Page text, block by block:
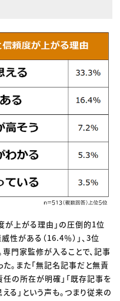
が上がる理由」の圧倒的1位
性がある（16.4％）」、3位
専門家監修が入ることで、記事
。また「無記名記事だと無責
の所在が明確」「既存記事を
る」という声も。つまり従来の